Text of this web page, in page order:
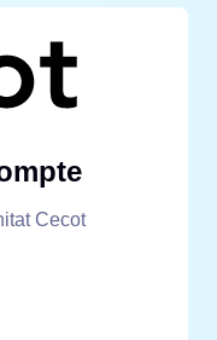
Cecot